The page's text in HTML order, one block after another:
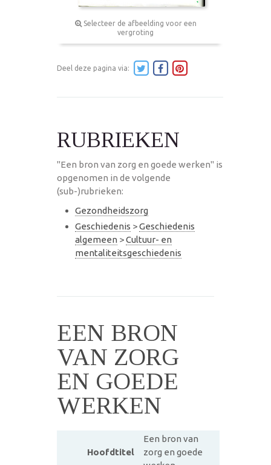
Selecteer de afbeelding voor een
vergroting
Deel deze pagina via:
RUBRIEKEN
"Een bron van zorg en goede werken" is
opgenomen in de volgende
(sub-)rubrieken:
Gezondheidszorg
Geschiedenis >Geschiedenis
algemeen >Cultuur- en
mentaliteitsgeschiedenis
EEN BRON
VAN ZORG
EN GOEDE
WERKEN
Hoofdtitel
Een bron van
zorg en goede